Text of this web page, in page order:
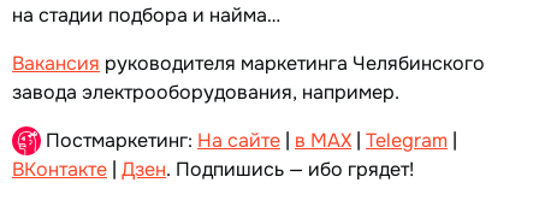
на стадии подбора и найма…
Вакансия руководителя маркетинга Челябинского
завода электрооборудования, например.
Постмаркетинг: На сайте | в MAX | Telegram |
ВКонтакте | Дзен. Подпишись — ибо грядет!